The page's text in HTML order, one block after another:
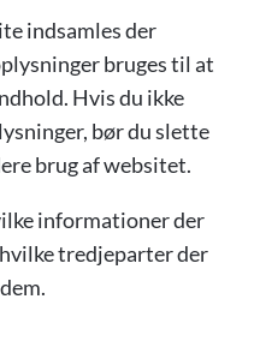
indsamles der
bruges til at
Hvis du ikke
bør du slette
brug af websitet.
informationer der
tredjeparter der